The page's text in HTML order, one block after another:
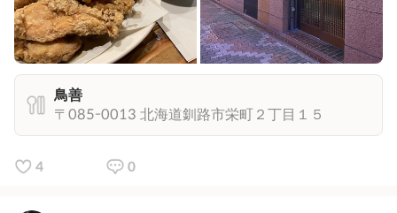
鳥善
〒085-0013 北海道釧路市栄町２丁目１５
4 0